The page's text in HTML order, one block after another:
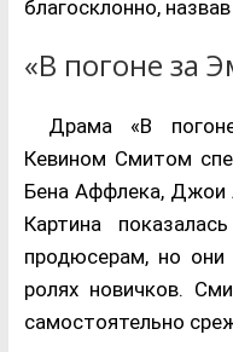
благосклонно,
«В погоне за
Драма «В
Кевином Смитом
Бена Аффлека,
Картина
продюсерам, но они
ролях новичков.
самостоятельно